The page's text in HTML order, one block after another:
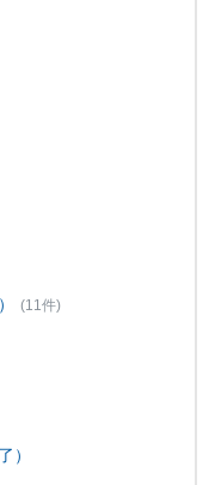
(11件)
）